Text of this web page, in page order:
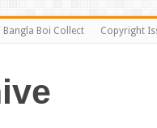
Bangla Boi Collect Copyright